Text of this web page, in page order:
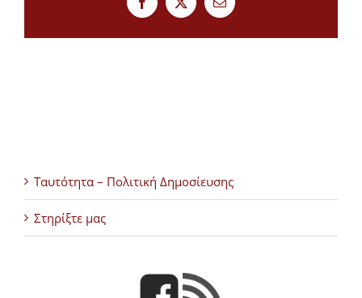
FacebookTwitterEmail
Ταυτότητα – Πολιτική Δημοσίευσης
Στηρίξτε μας